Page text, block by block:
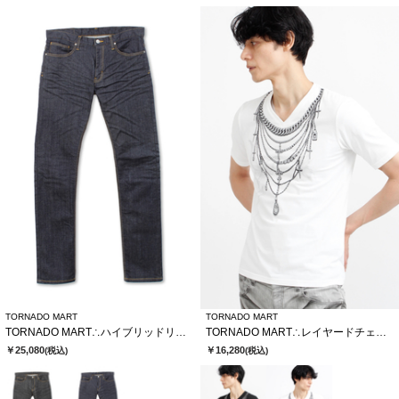
TORNADO MART
TORNADO MART∴ハイブリッドリジットデニム
￥25,080(税込)
TORNADO MART
TORNADO MART∴レイヤードチェーンバタフライプリントTシャツ
￥16,280(税込)